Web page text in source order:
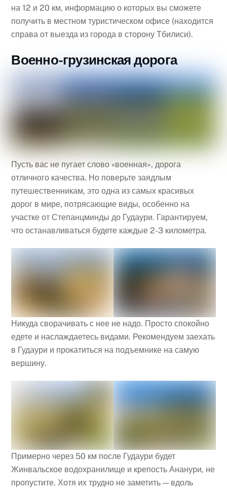
на 12 и 20 км, информацию о которых вы сможете
получить в местном туристическом офисе (находится
справа от выезда из города в сторону Тбилиси).
Военно-грузинская дорога
Пусть вас не пугает слово «военная», дорога
отличного качества. Но поверьте заядлым
путешественникам, это одна из самых красивых
дорог в мире, потрясающие виды, особенно на
участке от Степанцминды до Гудаури. Гарантируем,
что останавливаться будете каждые 2-3 километра.
Никуда сворачивать с нее не надо. Просто спокойно
едете и наслаждаетесь видами. Рекомендуем заехать
в Гудаури и прокатиться на подъемнике на самую
вершину.
Примерно через 50 км после Гудаури будет
Жинвальское водохранилище и крепость Ананури, не
пропустите. Хотя их трудно не заметить — вдоль